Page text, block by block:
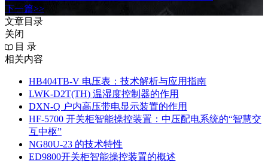
下一篇>>
文章目录
关闭
目 录
相关内容
HB404TB-V 电压表：技术解析与应用指南
LWK‑D2T(TH) 温湿度控制器的作用
DXN‑Q 户内高压带电显示装置的作用
HF-5700 开关柜智能操控装置：中压配电系统的“智慧交
互中枢”
NG80U-23 的技术特性
ED9800开关柜智能操控装置的概述